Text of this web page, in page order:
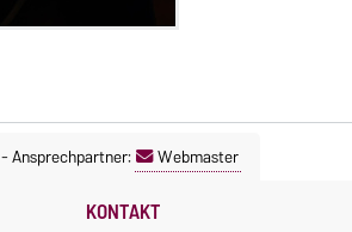
-Ansprechpartner: Webmaster
KONTAKT